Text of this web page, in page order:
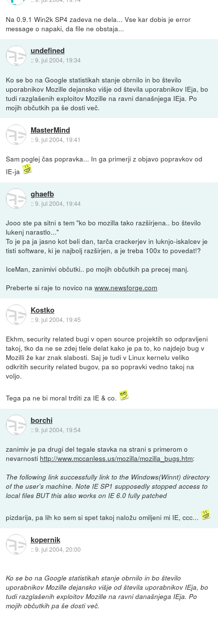
Na 0.9.1 Win2k SP4 zadeva ne dela... Vse kar dobis je error
message o napaki, da file ne obstaja...
undefined
::9. jul 2004, 19:34
Ko se bo na Google statistikah stanje obrnilo in bo število
uporabnikov Mozille dejansko višje od števila uporabnikov IEja, bo
tudi razglašenih exploitov Mozille na ravni današnjega IEja. Po
mojih občutkih pa še dosti več.
MasterMind
::9. jul 2004, 19:41
Sam poglej čas popravka... In ga primerji z objavo popravkov od
IE-ja
ghaefb
::9. jul 2004, 19:44
Jooo ste pa sitni s tem "ko bo mozilla tako razširjena.. bo število
lukenj narastlo..."
To je pa ja jasno kot beli dan, tarča crackerjev in luknjo-iskalcev je
tisti software, ki je najbolj razširjen, a je treba 100x to povedat!?
IceMan, zanimivi občutki.. po mojih občutkih pa precej manj.
Preberte si raje to novico nawww.newsforge.com
Kostko
::9. jul 2004, 19:45
Ekhm, security related bugi v open source projektih so odpravljeni
takoj, tko da ne se zdej tlele delat kako je pa to, ko najdejo bug v
Mozilli že kar znak slabosti. Saj je tudi v Linux kernelu veliko
odkritih security related bugov, pa so popravki vedno takoj na
voljo.
Tega pa ne bi moral trditi za IE & co.
borchi
::9. jul 2004, 19:54
zanimiv je pa drugi del tegale stavka na strani s primerom o
nevarnosti http://www.mccanless.us/mozilla/mozilla_bugs.htm:
The following link successfully link to the Windows(Winnt) directory
of the user's machine. Note IE SP1 supposedly stopped access to
local files BUT this also works on IE 6.0 fully patched
pizdarija, pa lih ko sem si spet takoj naložu omiljeni mi IE, ccc...
kopernik
::9. jul 2004, 20:00
Ko se bo na Google statistikah stanje obrnilo in bo število
uporabnikov Mozille dejansko višje od števila uporabnikov IEja, bo
tudi razglašenih exploitov Mozille na ravni današnjega IEja. Po
mojih občutkih pa še dosti več.